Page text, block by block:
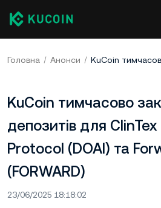
Головна Анонси
KuCoin тимчасово
депозитів для ClinTex
Protocol (DOAI) та
(FORWARD)
23/06/2025 18:18:02